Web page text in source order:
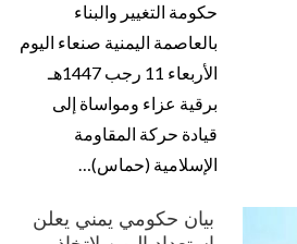
حكومة التغيير والبناء
بالعاصمة اليمنية صنعاء اليوم
الأربعاء 11 رجب 1447هـ
برقية عزاء ومواساة إلى
قيادة حركة المقاومة
الإسلامية (حماس)…
بيان حكومي يمني يعلن